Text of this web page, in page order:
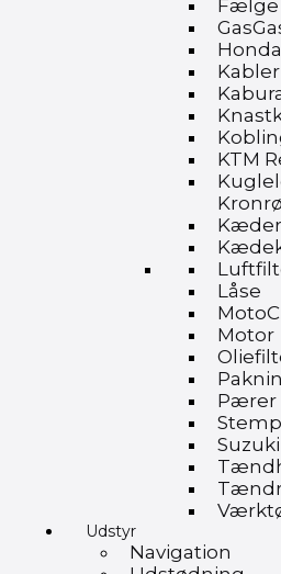
Fælge
Kabler
KTM
Låse
Motor
Pærer
Udstyr
Navigation